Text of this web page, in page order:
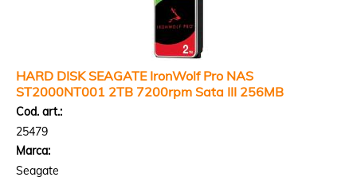
HARD DISK SEAGATE IronWolf Pro NAS
ST2000NT001 2TB 7200rpm Sata III 256MB
Cod. art.:
25479
Marca:
Seagate